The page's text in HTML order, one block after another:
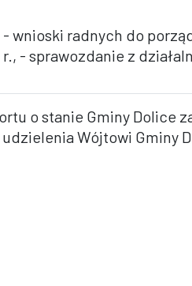
wnioski radnych do
- sprawozdanie z
o stanie Gminy Dolice
Wójtowi Gminy